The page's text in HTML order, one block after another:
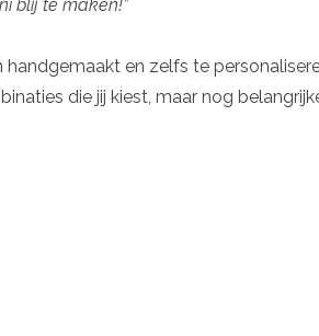
blij te maken!”
en zelfs te
die jij kiest, maar nog